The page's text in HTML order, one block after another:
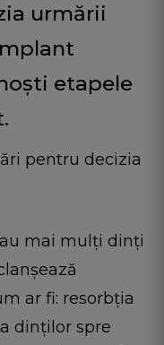
urmării
etapele
pentru decizia
mai mulți dinți
ar fi: resorbția
dinților spre